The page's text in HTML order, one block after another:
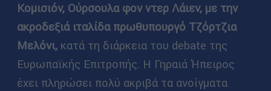
Κομισιόν, Ούρσουλα φον ντερ Λάιεν, με την
ακροδεξιά ιταλίδα πρωθυπουργό Τζόρτζια
Μελόνι,κατά τη διάρκεια του debate της
Ευρωπαϊκής Επιτροπής. Η Γηραιά Ήπειρος
έχει πληρώσει πολύ ακριβά τα ανοίγματα